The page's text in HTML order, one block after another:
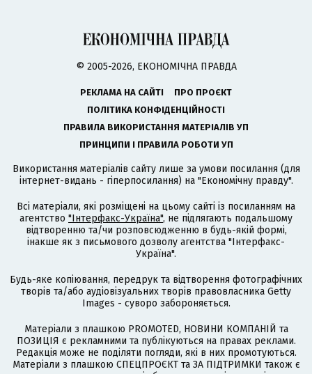
© 2005-2026, ЕКОНОМІЧНА ПРАВДА
РЕКЛАМА НА САЙТІ
ПРО ПРОЄКТ
ПОЛІТИКА КОНФІДЕНЦІЙНОСТІ
ПРАВИЛА ВИКОРИСТАННЯ МАТЕРІАЛІВ УП
ПРИНЦИПИ І ПРАВИЛА РОБОТИ УП
Використання матеріалів сайту лише за умови посилання (для
інтернет-видань - гіперпосилання) на "Економічну правду".
Всі матеріали, які розміщені на цьому сайті із посиланням на
агентство "Інтерфакс-Україна", не підлягають подальшому
відтворенню та/чи розповсюдженню в будь-якій формі,
інакше як з письмового дозволу агентства "Інтерфакс-
Україна".
Будь-яке копіювання, передрук та відтворення фотографічних
творів та/або аудіовізуальних творів правовласника Getty
Images - суворо забороняється.
Матеріали з плашкою PROMOTED, НОВИНИ КОМПАНІЙ та
ПОЗИЦІЯ є рекламними та публікуються на правах реклами.
Редакція може не поділяти погляди, які в них промотуються.
Матеріали з плашкою СПЕЦПРОЄКТ та ЗА ПІДТРИМКИ також є